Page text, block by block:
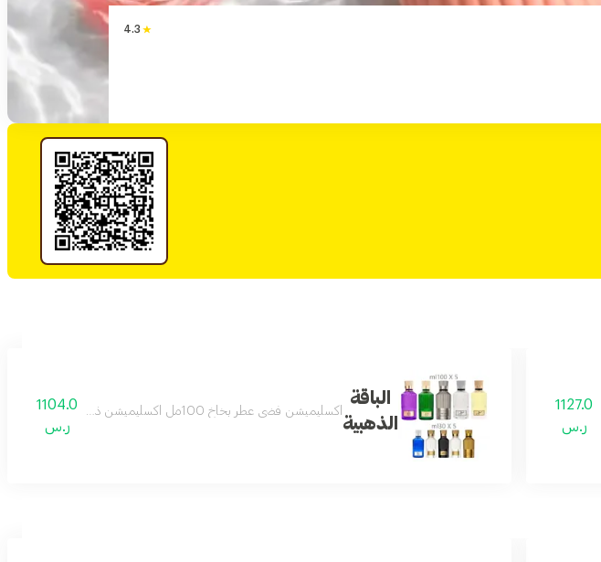
4.3
1127.0
ر.س
الباقة
الذهبية
اكسليميشن فضي عطر بخاخ 100مل اكسليميشن ذهبي عطر بخاخ 100مل بشرى عطر بخاخ 100مل زمرد عطر بخاخ 100مل اوسكار فضي عطر بخاخ 100مل مجموعة برايفت 1 عطور بخاخ 5*30مل
1104.0
ر.س